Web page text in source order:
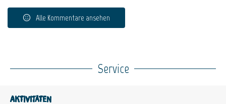
Alle Kommentare ansehen
Service
Aktivitäten